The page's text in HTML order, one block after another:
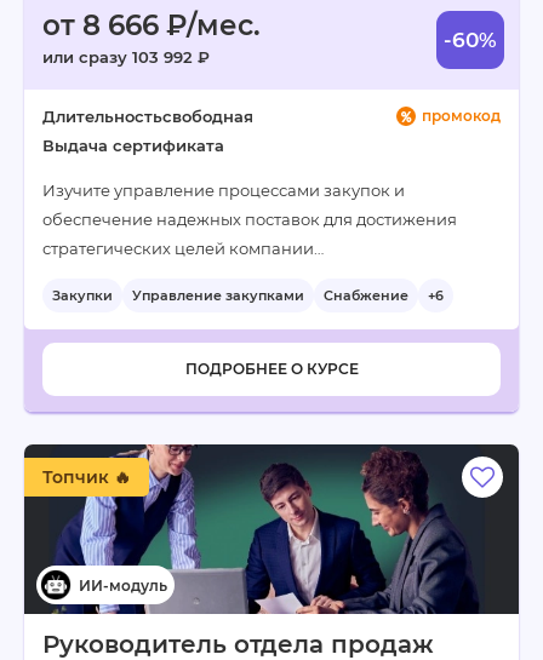
от 8 666 ₽/мес.
или сразу 103 992 ₽
-60%
промокод
Длительностьсвободная
Выдача сертификата
Изучите управление процессами закупок и
обеспечение надежных поставок для достижения
стратегических целей компании…
Закупки Управление закупками Снабжение +6
ПОДРОБНЕЕ О КУРСЕ
Руководитель отдела продаж
Топчик 🔥